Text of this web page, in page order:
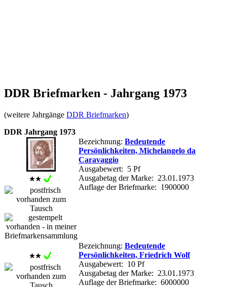
DDR Briefmarken - Jahrgang 1973
(weitere Jahrgänge DDR Briefmarken)
DDR Jahrgang 1973
Bezeichnung: Bedeutende
Persönlichkeiten, Michelangelo da
Caravaggio
Ausgabewert: 5 Pf
Ausgabetag der Marke: 23.01.1973
Auflage der Briefmarke: 1900000
Bezeichnung: Bedeutende
Persönlichkeiten, Friedrich Wolf
Ausgabewert: 10 Pf
Ausgabetag der Marke: 23.01.1973
Auflage der Briefmarke: 6000000